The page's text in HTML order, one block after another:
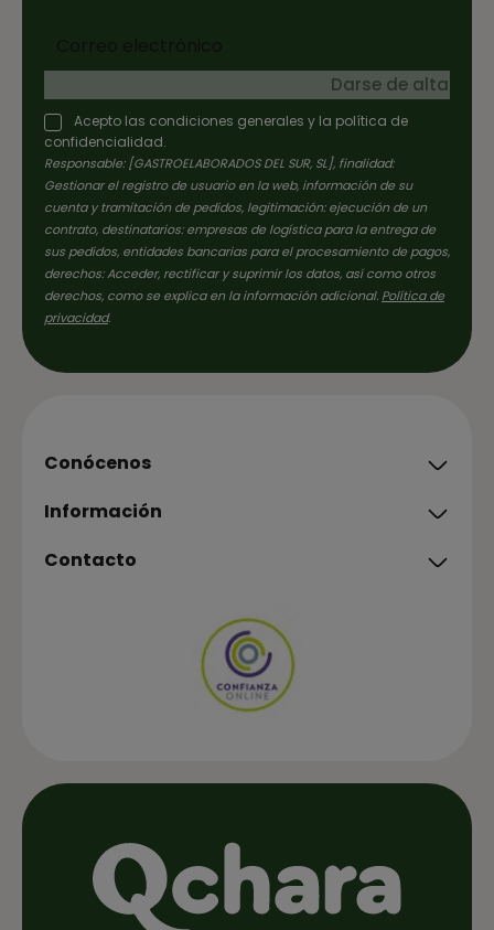
Darse de alta
Acepto las condiciones generales y la política de
confidencialidad.
Responsable: [GASTROELABORADOS DEL SUR, SL], finalidad:
Gestionar el registro de usuario en la web, información de su
cuenta y tramitación de pedidos, legitimación: ejecución de un
contrato, destinatarios: empresas de logística para la entrega de
sus pedidos, entidades bancarias para el procesamiento de pagos,
derechos: Acceder, rectificar y suprimir los datos, así como otros
derechos, como se explica en la información adicional. Política de
privacidad.
Conócenos
Información
Contacto